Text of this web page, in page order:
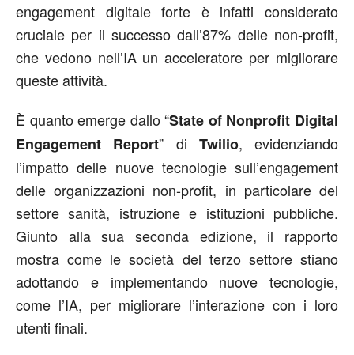
engagement digitale forte è infatti considerato
cruciale per il successo dall’87% delle non-profit,
che vedono nell’IA un acceleratore per migliorare
queste attività.
È quanto emerge dallo “State of Nonprofit Digital
Engagement Report” di Twilio, evidenziando
l’impatto delle nuove tecnologie sull’engagement
delle organizzazioni non-profit, in particolare del
settore sanità, istruzione e istituzioni pubbliche.
Giunto alla sua seconda edizione, il rapporto
mostra come le società del terzo settore stiano
adottando e implementando nuove tecnologie,
come l’IA, per migliorare l’interazione con i loro
utenti finali.